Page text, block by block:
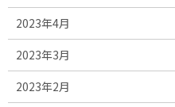
2023年4月
2023年3月
2023年2月